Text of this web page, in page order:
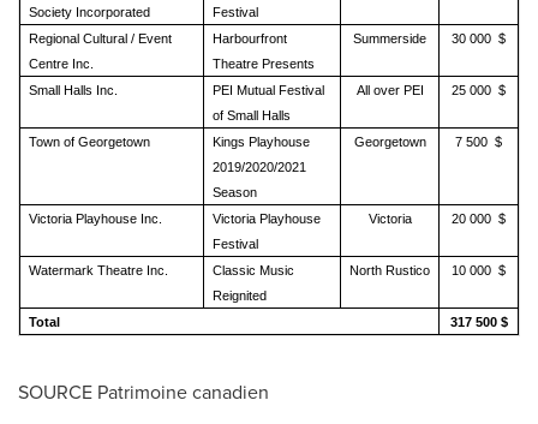
Society Incorporated
Festival
Regional Cultural / Event
Centre Inc.
Harbourfront
Theatre Presents
Summerside 30 000 $
Small Halls Inc.
PEI Mutual Festival
of Small Halls
All over PEI 25 000 $
Town of Georgetown
Kings Playhouse
2019/2020/2021
Season
Georgetown 7 500 $
Victoria Playhouse Inc.
Victoria Playhouse
Festival
Victoria 20 000 $
Watermark Theatre Inc.
Classic Music
Reignited
North Rustico 10 000 $
Total 317 500 $
SOURCE Patrimoine canadien